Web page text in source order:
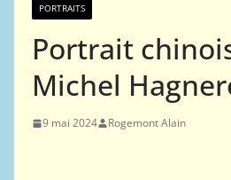
PORTRAITS
Portrait
Michel
9 mai 2024 Rogemont Alain